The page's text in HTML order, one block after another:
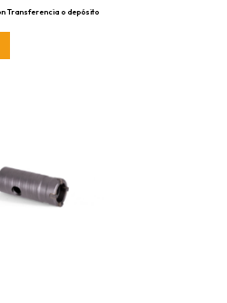
Transferencia o depósito